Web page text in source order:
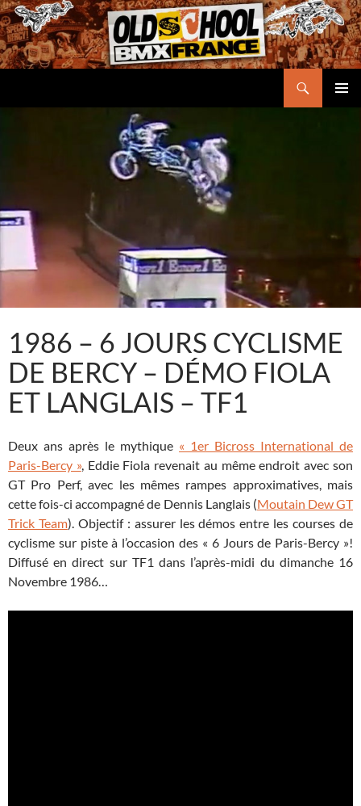
Aller
au
contenu
1986 – 6 JOURS CYCLISME
DE BERCY – DÉMO FIOLA
ET LANGLAIS – TF1
Deux ans après le mythique « 1er Bicross International de
Paris-Bercy », Eddie Fiola revenait au même endroit avec son
GT Pro Perf, avec les mêmes rampes approximatives, mais
cette fois-ci accompagné de Dennis Langlais (Moutain Dew GT
Trick Team). Objectif : assurer les démos entre les courses de
cyclisme sur piste à l’occasion des « 6 Jours de Paris-Bercy »!
Diffusé en direct sur TF1 dans l’après-midi du dimanche 16
Novembre 1986…